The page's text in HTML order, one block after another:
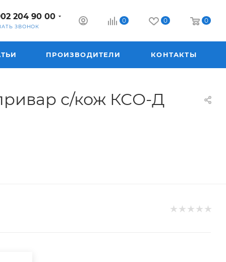
204 90 00
ЗВОНОК
0 0 0
ПРОИЗВОДИТЕЛИ КОНТАКТЫ
с/кож КСО-Д